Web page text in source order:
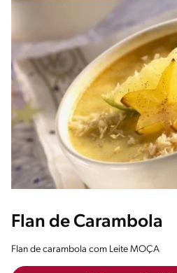
Flan de Carambola
Flan de carambola com Leite MOÇA